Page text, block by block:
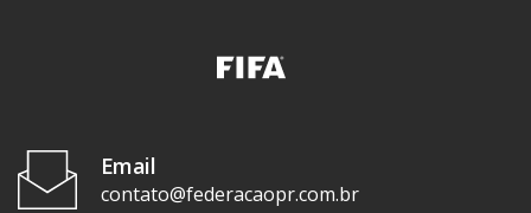
Email
contato@federacaopr.com.br